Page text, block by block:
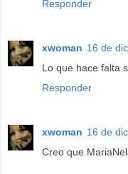
Responder
xwoman 16 de
Lo que hace falta
Responder
xwoman 16 de
Creo que